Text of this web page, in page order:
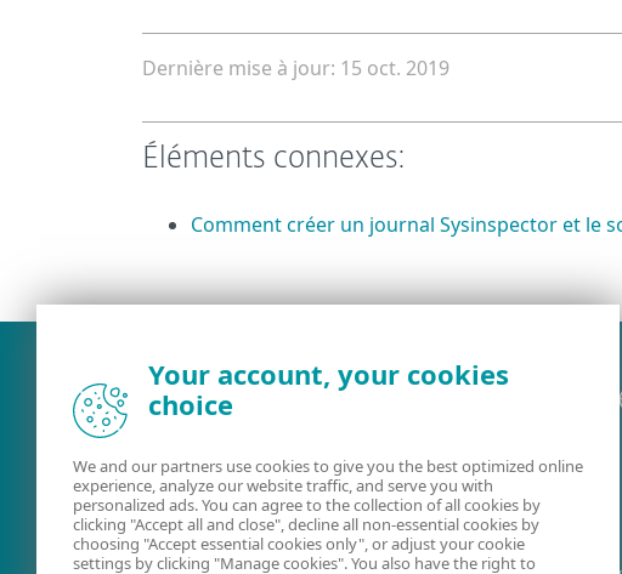
Dernière mise à jour: 15 oct. 2019
Éléments connexes:
Comment créer un journal Sysinspector et le
Your account, your cookies
choice
We and our partners use cookies to give you the best optimized online
experience, analyze our website traffic, and serve you with
personalized ads. You can agree to the collection of all cookies by
clicking "Accept all and close", decline all non-essential cookies by
choosing "Accept essential cookies only", or adjust your cookie
settings by clicking "Manage cookies". You also have the right to